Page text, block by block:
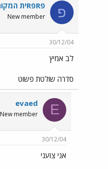
פ פRפRית המקורית
New member
30/12/04
לב אמיץ
סדרה שולטת פשוט
E
evaed
New member
30/12/04
אני צועני